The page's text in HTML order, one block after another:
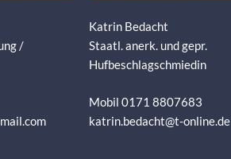
/
Katrin Bedacht
Staatl. anerk. und gepr.
Hufbeschlagschmiedin
Mobil 0171 8807683
katrin.bedacht@t-online.de